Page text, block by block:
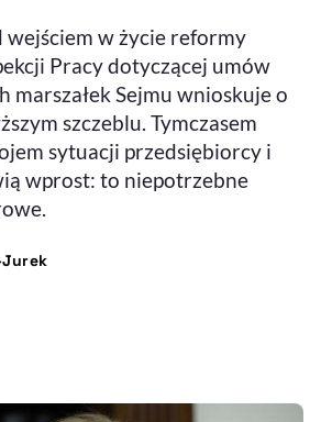
dostępność , otwiera się w nowym
, otwiera się w nowym oknie
Zgłoś problem
, otwiera się w
wejściem w życie reformy
Pracy dotyczącej umów
Sejmu wnioskuje o
szczeblu. Tymczasem
sytuacji przedsiębiorcy i
wprost: to niepotrzebne
Jurek- autor artykułu - profil